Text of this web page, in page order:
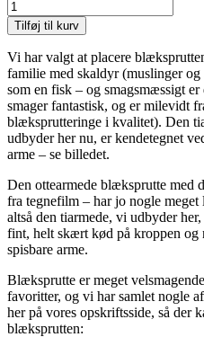
Blæksprutte
(tiarmet)
antal
Tilføj til kurv
Vi har valgt at placere
familie med skaldyr (muslinger
som en fisk – og smagsmæssigt
smager fantastisk, og er milevidt
blæksprutteringe i kvalitet). Den
udbyder her nu, er kendetegnet
arme – se billedet.
Den ottearmede blæksprutte med
fra tegnefilm – har jo nogle
altså den tiarmede, vi udbyder
fint, helt skært kød på kroppen og
spisbare arme.
Blæksprutte er meget
favoritter, og vi har samlet nogle
her på vores opskriftsside, så der
blæksprutten: